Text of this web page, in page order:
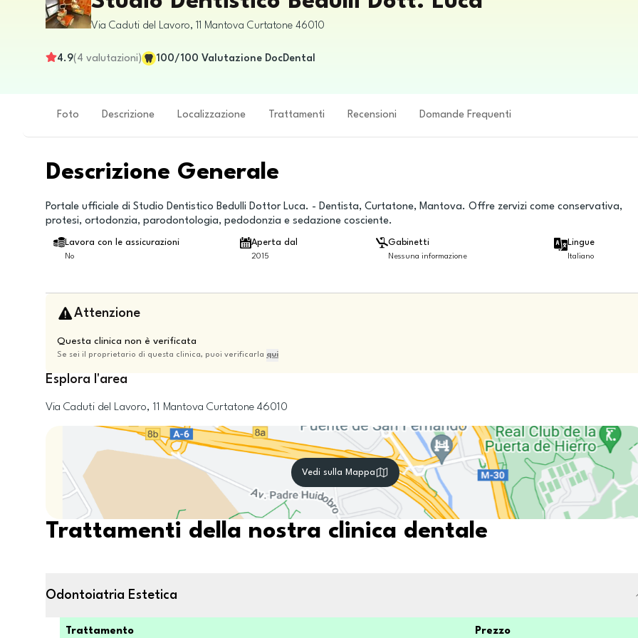
Via Caduti del Lavoro, 11 Mantova Curtatone 46010
4.9( 4 valutazioni) 100/100 Valutazione DocDental
Foto Descrizione Localizzazione Trattamenti Recensioni Domande Frequenti
Descrizione Generale
Portale ufficiale di Studio Dentistico Bedulli Dottor Luca. - Dentista, Curtatone, Mantova. Offre zervizi come conservativa,
protesi, ortodonzia, parodontologia, pedodonzia e sedazione cosciente.
Lavora con le assicurazioni
No
Aperta dal
2015
Gabinetti
Nessuna informazione
Lingue
Italiano
Attenzione
Questa clinica non è verificata
Se sei il proprietario di questa clinica, puoi verificarla qui
Esplora l'area
Via Caduti del Lavoro, 11 Mantova Curtatone 46010
Vedi sulla Mappa
Trattamenti della nostra clinica dentale
Odontoiatria Estetica
Trattamento Prezzo